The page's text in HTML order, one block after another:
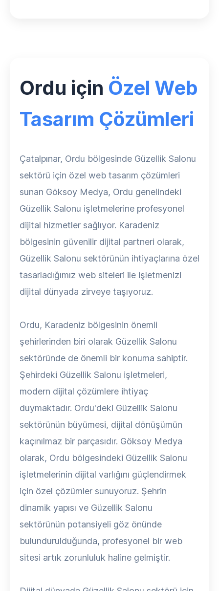
Ordu için Özel Web
Tasarım Çözümleri
Çatalpınar, Ordu bölgesinde Güzellik Salonu
sektörü için özel web tasarım çözümleri
sunan Göksoy Medya, Ordu genelindeki
Güzellik Salonu işletmelerine profesyonel
dijital hizmetler sağlıyor. Karadeniz
bölgesinin güvenilir dijital partneri olarak,
Güzellik Salonu sektörünün ihtiyaçlarına özel
tasarladığımız web siteleri ile işletmenizi
dijital dünyada zirveye taşıyoruz.
Ordu, Karadeniz bölgesinin önemli
şehirlerinden biri olarak Güzellik Salonu
sektöründe de önemli bir konuma sahiptir.
Şehirdeki Güzellik Salonu işletmeleri,
modern dijital çözümlere ihtiyaç
duymaktadır. Ordu'deki Güzellik Salonu
sektörünün büyümesi, dijital dönüşümün
kaçınılmaz bir parçasıdır. Göksoy Medya
olarak, Ordu bölgesindeki Güzellik Salonu
işletmelerinin dijital varlığını güçlendirmek
için özel çözümler sunuyoruz. Şehrin
dinamik yapısı ve Güzellik Salonu
sektörünün potansiyeli göz önünde
bulundurulduğunda, profesyonel bir web
sitesi artık zorunluluk haline gelmiştir.